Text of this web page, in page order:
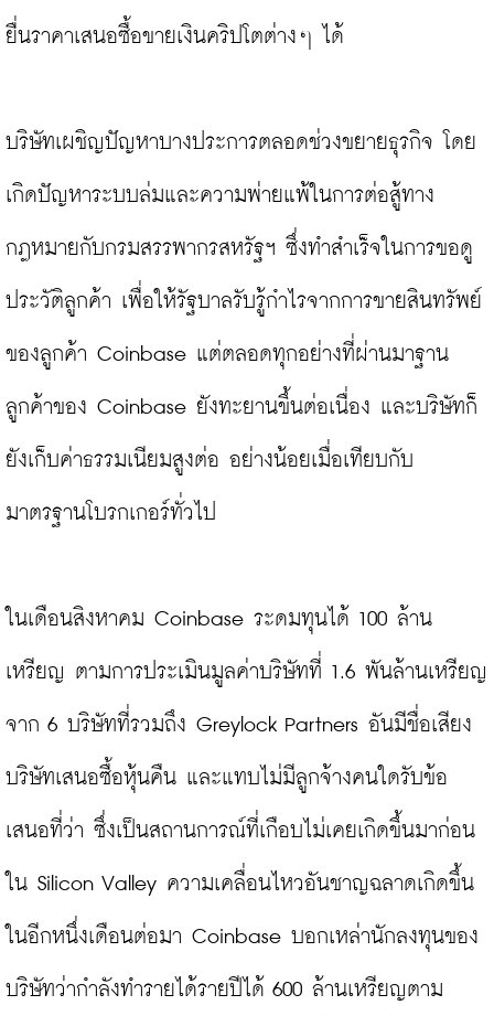
ยื่นราคาเสนอซื้อขายเงินคริปโตต่างๆ ได้
บริษัทเผชิญปัญหาบางประการตลอดช่วงขยายธุรกิจ โดย
เกิดปัญหาระบบล่มและความพ่ายแพ้ในการต่อสู้ทาง
กฎหมายกับกรมสรรพากรสหรัฐฯ ซึ่งทำสำเร็จในการขอดู
ประวัติลูกค้า เพื่อให้รัฐบาลรับรู้กำไรจากการขายสินทรัพย์
ของลูกค้า Coinbase แต่ตลอดทุกอย่างที่ผ่านมาฐาน
ลูกค้าของ Coinbase ยังทะยานขึ้นต่อเนื่อง และบริษัทก็
ยังเก็บค่าธรรมเนียมสูงต่อ อย่างน้อยเมื่อเทียบกับ
มาตรฐานโบรกเกอร์ทั่วไป
ในเดือนสิงหาคม Coinbase ระดมทุนได้ 100 ล้าน
เหรียญ ตามการประเมินมูลค่าบริษัทที่ 1.6 พันล้านเหรียญ
จาก 6 บริษัทที่รวมถึง Greylock Partners อันมีชื่อเสียง
บริษัทเสนอซื้อหุ้นคืน และแทบไม่มีลูกจ้างคนใดรับข้อ
เสนอที่ว่า ซึ่งเป็นสถานการณ์ที่เกือบไม่เคยเกิดขึ้นมาก่อน
ใน Silicon Valley ความเคลื่อนไหวอันชาญฉลาดเกิดขึ้น
ในอีกหนึ่งเดือนต่อมา Coinbase บอกเหล่านักลงทุนของ
บริษัทว่ากำลังทำรายได้รายปีได้ 600 ล้านเหรียญตาม